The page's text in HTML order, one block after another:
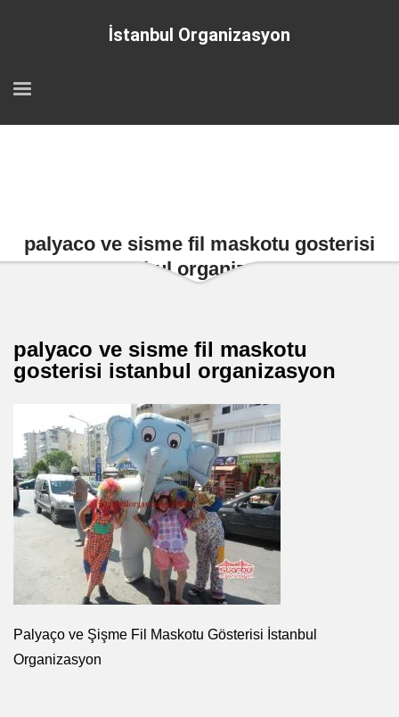
İstanbul Organizasyon
palyaco ve sisme fil maskotu gosterisi
istanbul organizasyon
palyaco ve sisme fil maskotu
gosterisi istanbul organizasyon
Palyaço ve Şişme Fil Maskotu Gösterisi İstanbul
Organizasyon